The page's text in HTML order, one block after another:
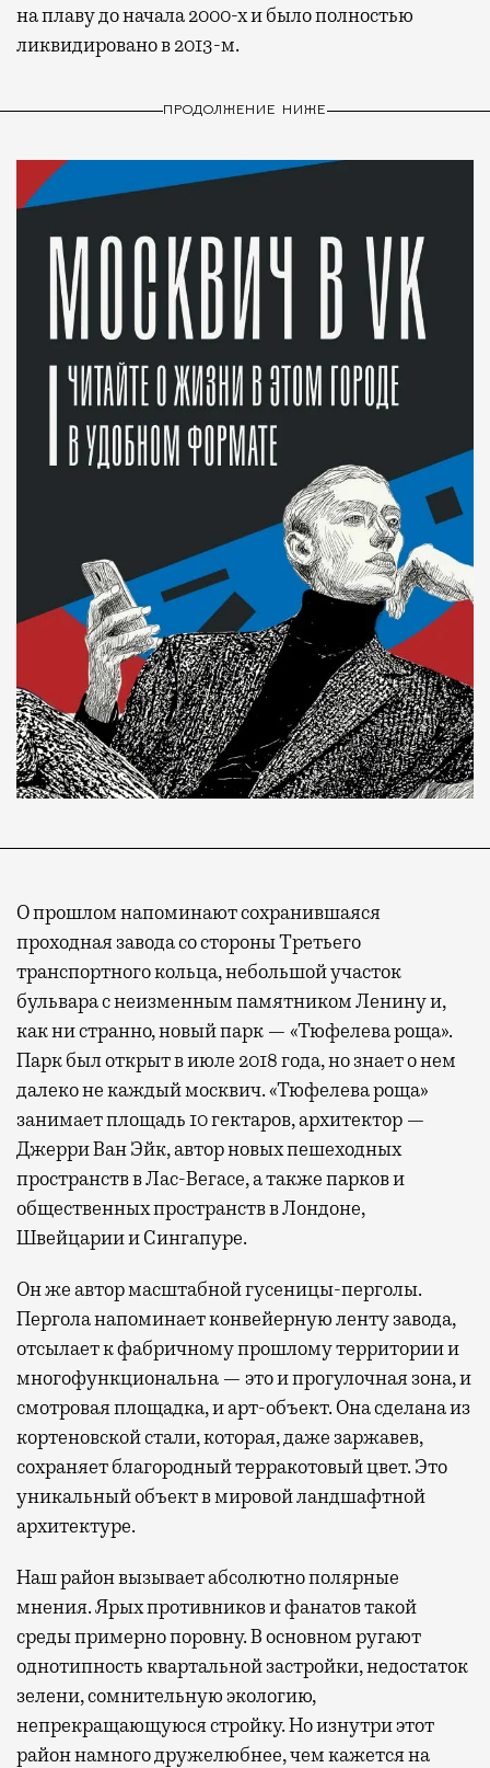
на плаву до начала 2000-х и было полностью
ликвидировано в 2013-м.
ПРОДОЛЖЕНИЕ НИЖЕ
О прошлом напоминают сохранившаяся
проходная завода со стороны Третьего
транспортного кольца, небольшой участок
бульвара с неизменным памятником Ленину и,
как ни странно, новый парк — «Тюфелева роща».
Парк был открыт в июле 2018 года, но знает о нем
далеко не каждый москвич. «Тюфелева роща»
занимает площадь 10 гектаров, архитектор —
Джерри Ван Эйк, автор новых пешеходных
пространств в Лас-Вегасе, а также парков и
общественных пространств в Лондоне,
Швейцарии и Сингапуре.
Он же автор масштабной гусеницы-перголы.
Пергола напоминает конвейерную ленту завода,
отсылает к фабричному прошлому территории и
многофункциональна — это и прогулочная зона, и
смотровая площадка, и арт-объект. Она сделана из
кортеновской стали, которая, даже заржавев,
сохраняет благородный терракотовый цвет. Это
уникальный объект в мировой ландшафтной
архитектуре.
Наш район вызывает абсолютно полярные
мнения. Ярых противников и фанатов такой
среды примерно поровну. В основном ругают
однотипность квартальной застройки, недостаток
зелени, сомнительную экологию,
непрекращающуюся стройку. Но изнутри этот
район намного дружелюбнее, чем кажется на